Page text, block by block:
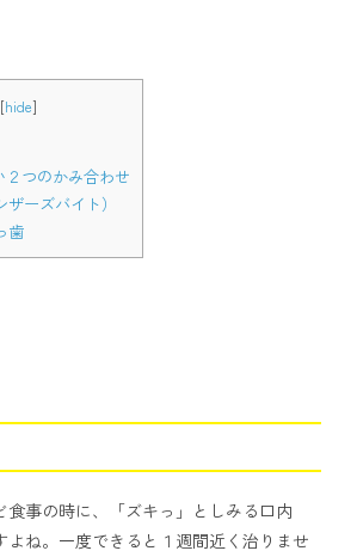
[hide]
つのかみ合わせ
ーズバイト）
歯
事の時に、「ズキっ」としみる口内
よね。一度できると１週間近く治りませ